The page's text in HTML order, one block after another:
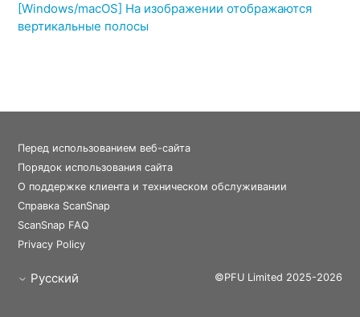
[Windows/macOS] На изображении отображаются
вертикальные полосы
Перед использованием веб-сайта
Порядок использования сайта
О поддержке клиента и техническом обслуживании
Справка ScanSnap
ScanSnap FAQ
Privacy Policy
Русский ©PFU Limited 2025-2026